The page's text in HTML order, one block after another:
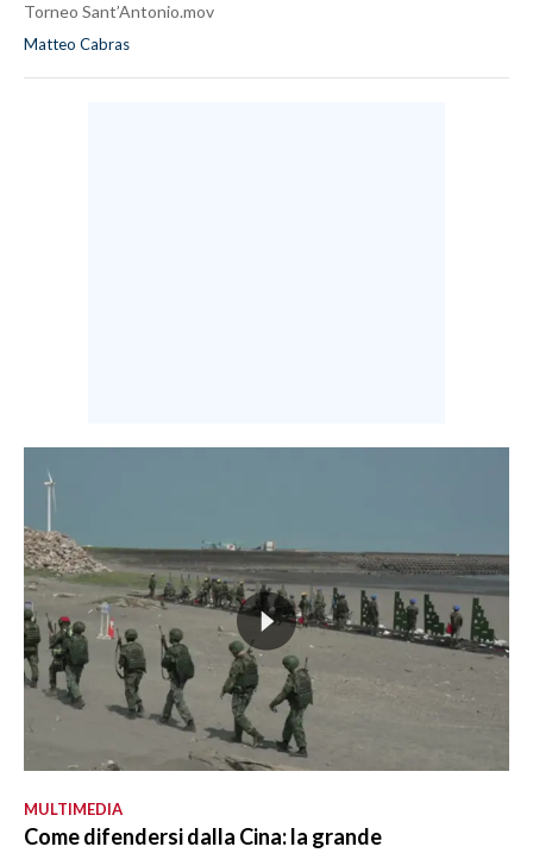
Torneo Sant’Antonio.mov
Matteo Cabras
MULTIMEDIA
Come difendersi dalla Cina: la grande